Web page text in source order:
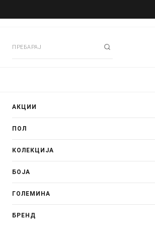
АКЦИИ
ПОЛ
КОЛЕКЦИЈА
БОЈА
ГОЛЕМИНА
БРЕНД